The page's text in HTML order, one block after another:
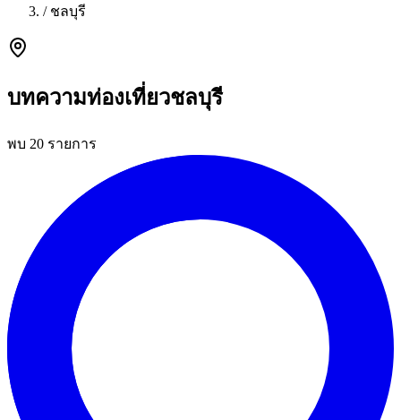
/ ชลบุรี
บทความท่องเที่ยวชลบุรี
พบ 20 รายการ